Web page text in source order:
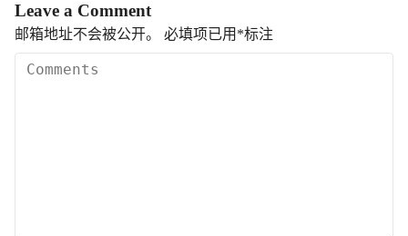
Leave a Comment
邮箱地址不会被公开。 必填项已用 *标注